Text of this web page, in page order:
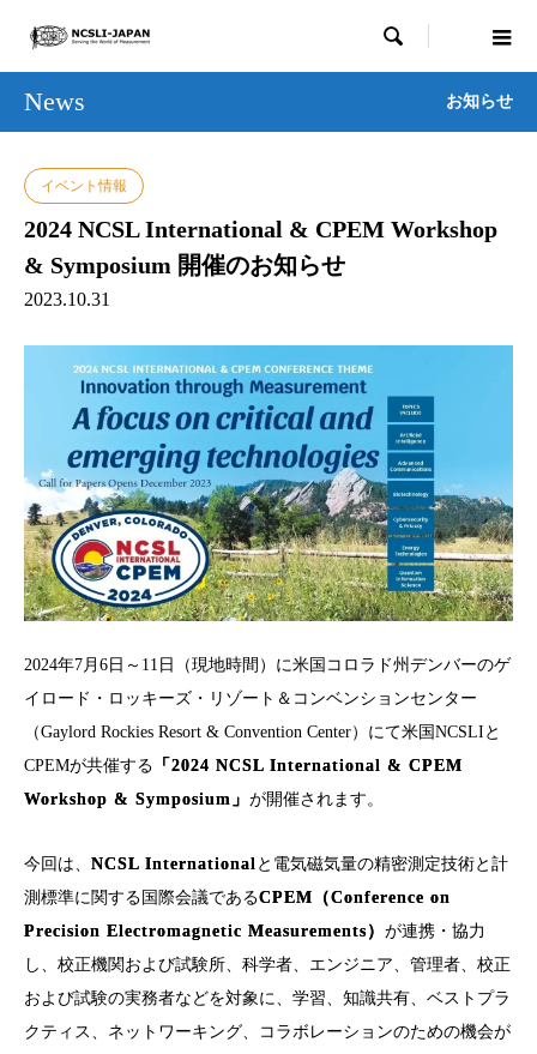

News お知らせ
イベント情報
2024 NCSL International & CPEM Workshop
& Symposium 開催のお知らせ
2023.10.31
2024年7月6日～11日（現地時間）に米国コロラド州デンバーのゲ
イロード・ロッキーズ・リゾート＆コンベンションセンター
（Gaylord Rockies Resort & Convention Center）にて米国NCSLIと
CPEMが共催する 「2024 NCSL International & CPEM
Workshop & Symposium」 が開催されます。
今回は、 NCSL International と電気磁気量の精密測定技術と計
測標準に関する国際会議であるCPEM（Conference on
Precision Electromagnetic Measurements） が連携・協力
し、校正機関および試験所、科学者、エンジニア、管理者、校正
および試験の実務者などを対象に、学習、知識共有、ベストプラ
クティス、ネットワーキング、コラボレーションのための機会が